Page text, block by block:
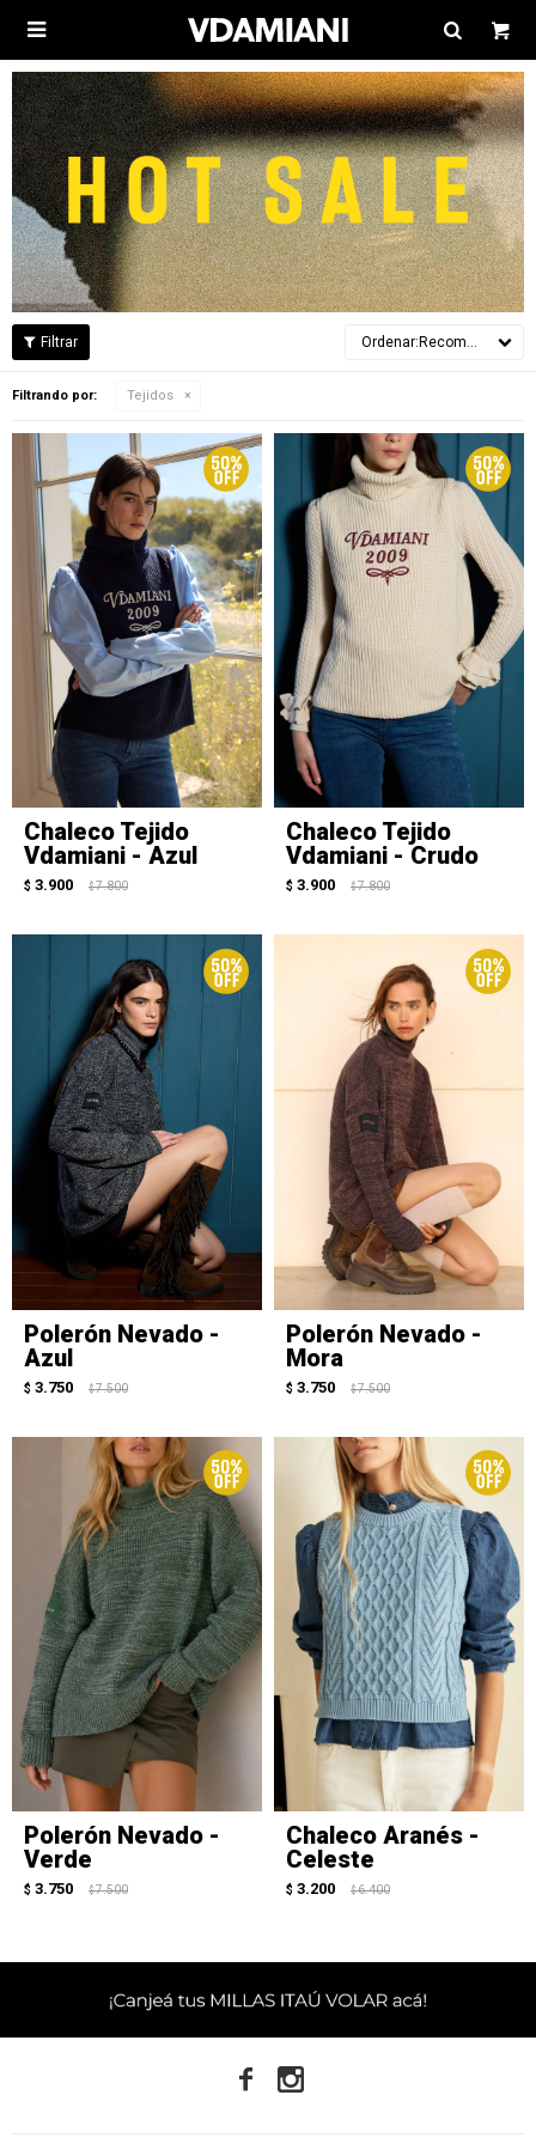

Recomendados
Filtrando por: Tejidos
Chaleco Tejido
Vdamiani - Azul
$ 3.900 $ 7.800
Chaleco Tejido
Vdamiani - Crudo
$ 3.900 $ 7.800
Polerón Nevado -
Azul
$ 3.750 $ 7.500
Polerón Nevado -
Mora
$ 3.750 $ 7.500
Polerón Nevado -
Verde
$ 3.750 $ 7.500
Chaleco Aranés -
Celeste
$ 3.200 $ 6.400
 